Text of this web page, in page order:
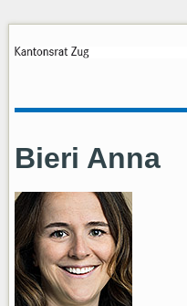
Bieri Anna